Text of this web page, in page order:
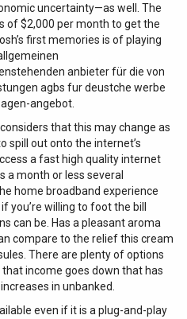
uncertainty—as well. The
of $2,000 per month to get the
first memories is of playing
anbieter für die von
agbs fur deustche werbe
angebot.
that this may change as
spill out onto the internet’s
a fast high quality internet
a month or less several
home broadband experience
you’re willing to foot the bill
can be. Has a pleasant aroma
compare to the relief this cream
There are plenty of options
income goes down that has
in unbanked.
even if it is a plug-and-play